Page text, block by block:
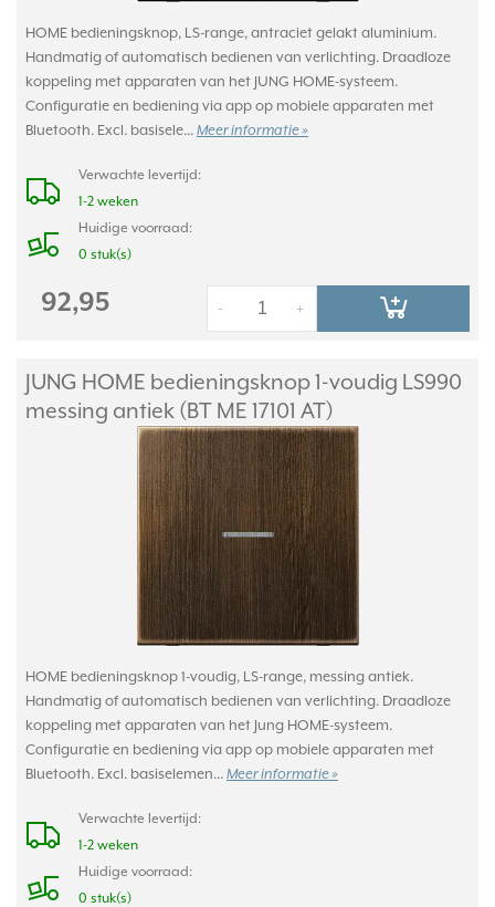
HOME bedieningsknop, LS-range, antraciet gelakt aluminium.
Handmatig of automatisch bedienen van verlichting. Draadloze
koppeling met apparaten van het JUNG HOME-systeem.
Configuratie en bediening via app op mobiele apparaten met
Bluetooth. Excl. basisele... Meer informatie »
Verwachte levertijd:
1-2 weken
Huidige voorraad:
0 stuk(s)
92,95 +
-
JUNG HOME bedieningsknop 1-voudig LS990
messing antiek (BT ME 17101 AT)
HOME bedieningsknop 1-voudig, LS-range, messing antiek.
Handmatig of automatisch bedienen van verlichting. Draadloze
koppeling met apparaten van het Jung HOME-systeem.
Configuratie en bediening via app op mobiele apparaten met
Bluetooth. Excl. basiselemen... Meer informatie »
Verwachte levertijd:
1-2 weken
Huidige voorraad:
0 stuk(s)